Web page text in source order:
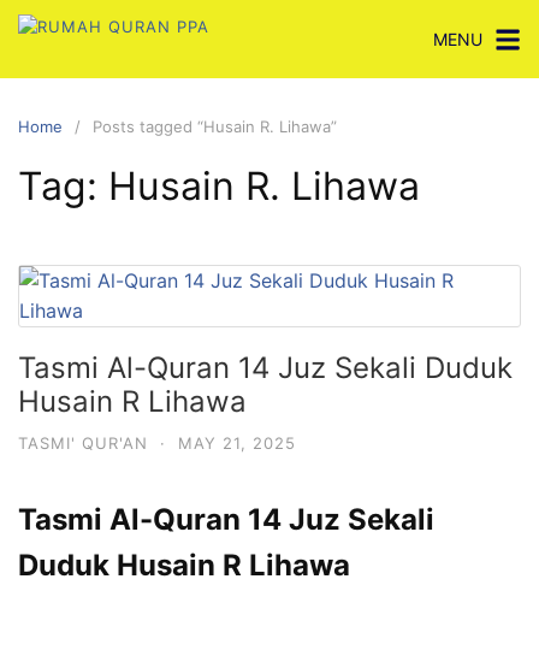
Skip
content
MENU
Home Posts tagged “Husain R. Lihawa”
Tag: Husain R. Lihawa
Tasmi Al-Quran 14 Juz Sekali Duduk
Husain R Lihawa
TASMI' QUR'AN · MAY 21, 2025
Tasmi Al-Quran 14 Juz Sekali
Duduk Husain R Lihawa